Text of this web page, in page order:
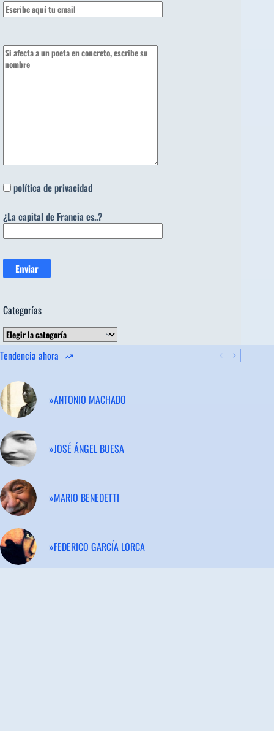
política de privacidad
¿La capital de Francia es..?
Categorías
Categorías
Tendencia ahora
»ANTONIO MACHADO
»JOSÉ ÁNGEL BUESA
»MARIO BENEDETTI
»FEDERICO GARCÍA LORCA